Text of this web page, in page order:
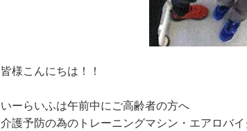
皆様こんにちは！！
いーらいふは午前中にご高齢者の方へ
介護予防の為のトレーニングマシン・エアロバ